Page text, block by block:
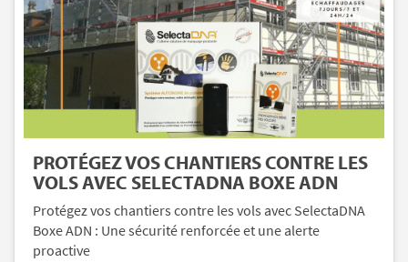
PROTÉGEZ VOS CHANTIERS CONTRE LES
VOLS AVEC SELECTADNA BOXE ADN
Protégez vos chantiers contre les vols avec SelectaDNA
Boxe ADN : Une sécurité renforcée et une alerte
proactive